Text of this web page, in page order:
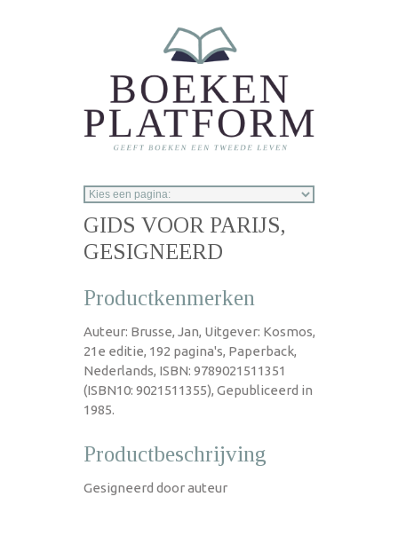
GIDS VOOR PARIJS,
GESIGNEERD
Productkenmerken
Auteur: Brusse, Jan, Uitgever: Kosmos,
21e editie, 192 pagina's, Paperback,
Nederlands, ISBN: 9789021511351
(ISBN10: 9021511355), Gepubliceerd in
1985.
Productbeschrijving
Gesigneerd door auteur